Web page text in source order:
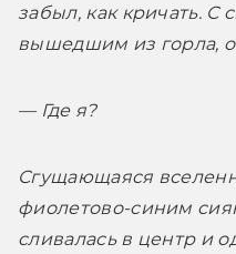
забыл, как кричать.
вышедшим из горла,
— Где я?
Сгущающаяся
фиолетово-синим
сливалась в центр и